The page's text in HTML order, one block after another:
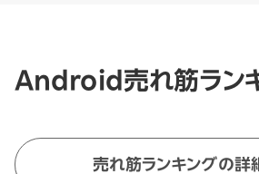
Android売れ筋ラン
売れ筋ランキングの詳